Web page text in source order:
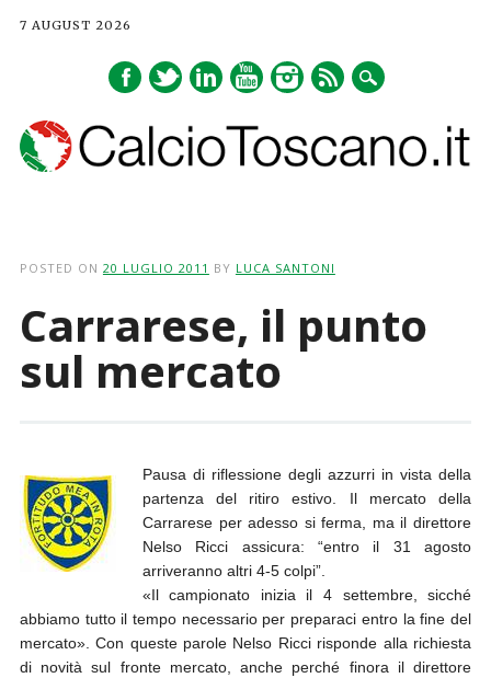
7 AUGUST 2026
POSTED ON 20 LUGLIO 2011 BY LUCA SANTONI
Carrarese, il punto
sul mercato
Pausa di riflessione degli azzurri in vista della
partenza del ritiro estivo. Il mercato della
Carrarese per adesso si ferma, ma il direttore
Nelso Ricci assicura: “entro il 31 agosto
arriveranno altri 4-5 colpi”.
«Il campionato inizia il 4 settembre, sicché
abbiamo tutto il tempo necessario per preparaci entro la fine del
mercato». Con queste parole Nelso Ricci risponde alla richiesta
di novità sul fronte mercato, anche perché finora il direttore